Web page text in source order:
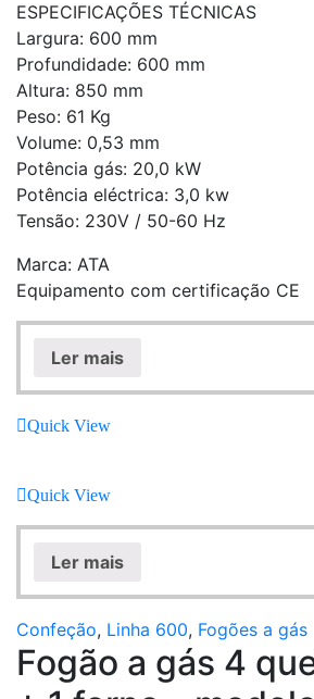
ESPECIFICAÇÕES TÉCNICAS
Largura: 600 mm
Profundidade: 600 mm
Altura: 850 mm
Peso: 61 Kg
Volume: 0,53 mm
Potência gás: 20,0 kW
Potência eléctrica: 3,0 kw
Tensão: 230V / 50-60 Hz
Marca: ATA
Equipamento com certificação CE
Ler mais
Quick View
Quick View
Ler mais
Confeção, Linha 600, Fogões a gás
Fogão a gás 4